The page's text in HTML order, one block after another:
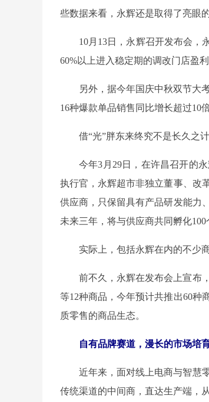
些数据来看，永辉还是取得了亮眼
10月13日，永辉召开发布会，
60%以上进入稳定期的调改门店盈
另外，据今年国庆中秋双节大
16种爆款单品销售同比增长超过10倍
借“光”胖东来终究不是长久之
今年3月29日，在许昌召开的
执行官，永辉超市非独立董事、改
供应商，只保留具有产品研发能力
未来三年，将与供应商共同孵化100
实际上，包括永辉在内的不少
前不久，永辉在发布会上宣布
等12种商品，今年预计共推出60种
质零售的商品生态。
自有品牌赛道，漫长的市场培
近年来，面对线上电商与智慧
传统渠道的中间商，直达生产端，